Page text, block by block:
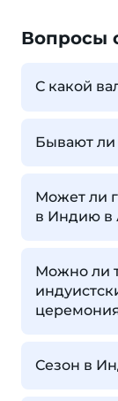
Вопросы
С какой
Бывают
Может ли
в Индию в
Можно ли
Сезон в